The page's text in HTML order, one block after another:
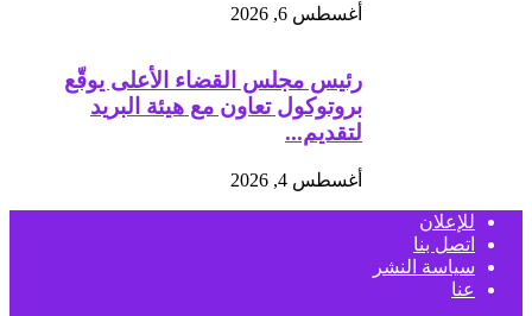
أغسطس 6, 2026
رئيس مجلس القضاء الأعلى يوقّع
بروتوكول تعاون مع هيئة البريد
لتقديم...
أغسطس 4, 2026
للإعلان
اتصل بنا
سياسة النشر
عنا